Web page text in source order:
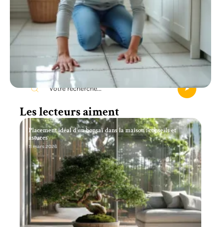
Recherche
Les lecteurs aiment
Placement idéal d’un bonsaï dans la maison : conseils et
astuces
11 mars 2026